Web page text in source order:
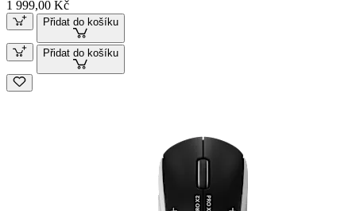
1 999,00 Kč
Přidat do košíku
Přidat do košíku